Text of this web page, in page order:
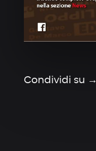
Condividi su →